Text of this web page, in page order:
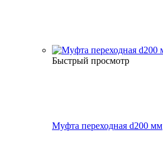
Быстрый просмотр
Муфта переходная d200 мм